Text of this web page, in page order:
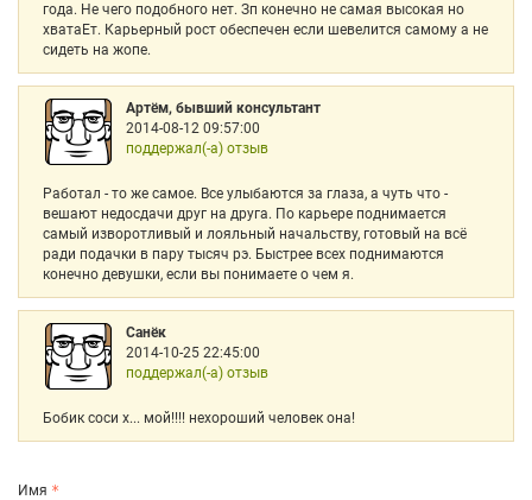
года. Не чего подобного нет. Зп конечно не самая высокая но
хватаЕт. Карьерный рост обеспечен если шевелится самому а не
сидеть на жопе.
Артём, бывший консультант
2014-08-12 09:57:00
поддержал(-а) отзыв
Работал - то же самое. Все улыбаются за глаза, а чуть что -
вешают недосдачи друг на друга. По карьере поднимается
самый изворотливый и лояльный начальству, готовый на всё
ради подачки в пару тысяч рэ. Быстрее всех поднимаются
конечно девушки, если вы понимаете о чем я.
Санёк
2014-10-25 22:45:00
поддержал(-а) отзыв
Бобик соси х... мой!!!! нехороший человек она!
Имя